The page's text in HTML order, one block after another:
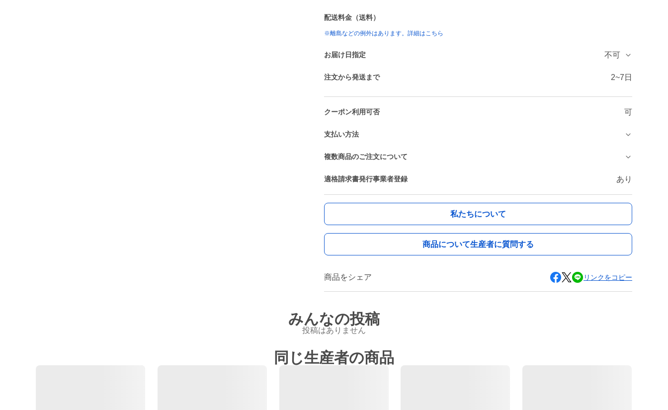
配送料金（送料）
※離島などの例外はあります。詳細はこちら
お届け日指定 不可
注文から発送まで 2~7日
クーポン利用可否 可
支払い方法
複数商品のご注文について
適格請求書発行事業者登録 あり
私たちについて
商品について生産者に質問する
商品をシェア リンクをコピー
みんなの投稿
投稿はありません
同じ生産者の商品